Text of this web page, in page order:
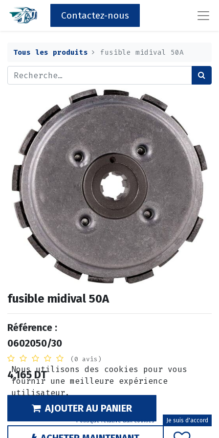
Contactez-nous
Tous les produits fusible midival 50A
fusible midival 50A
Référence :
0602050/30
(0 avis)
4,165 DT
AJOUTER AU PANIER
Nous utilisons des cookies pour vous
fournir une meilleure expérience
utilisateur.
Politique relative aux cookies Je suis d'accord